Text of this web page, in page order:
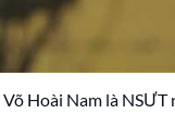
Võ Hoài Nam là